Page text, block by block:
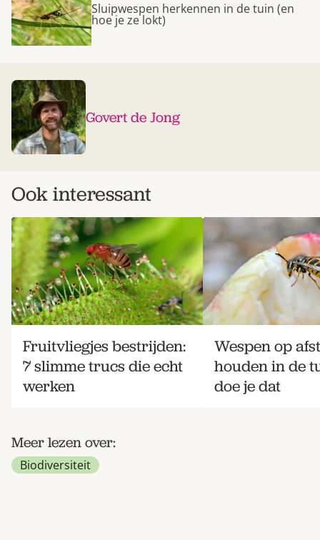
Sluipwespen herkennen in de tuin (en
hoe je ze lokt)
Govert de Jong
Ook interessant
Fruitvliegjes bestrijden:
7 slimme trucs die echt
werken
Wespen op
houden in de
doe je dat
Meer lezen over:
Biodiversiteit